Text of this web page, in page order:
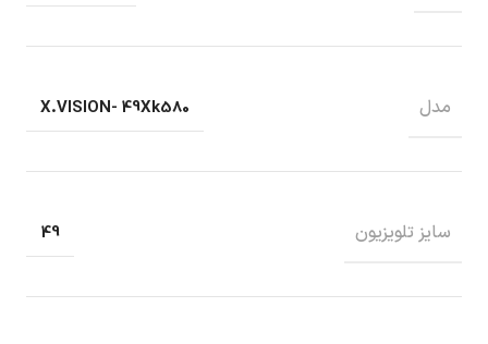
مدل X.VISION- 49Xk580
سایز تلویزیون 49